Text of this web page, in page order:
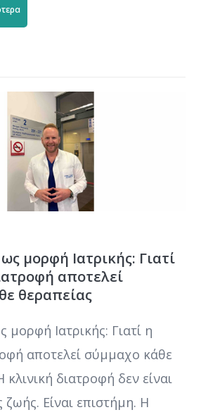
μορφή Ιατρικής: Γιατί
αποτελεί
θεραπείας
Ιατρικής: Γιατί η
αποτελεί σύμμαχο κάθε
διατροφή δεν είναι
Είναι επιστήμη. Η